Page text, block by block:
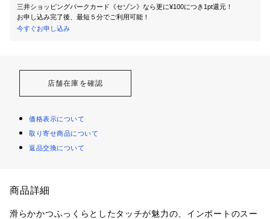
三井ショッピングパークカード《セゾン》なら更に¥100につき1pt還元！
お申し込み完了後、最短５分でご利用可能！
今すぐお申し込み
店舗在庫を確認
価格表示について
取り寄せ商品について
返品交換について
商品詳細
滑らかかつふっくらとしたタッチが魅力の、インポートのスー